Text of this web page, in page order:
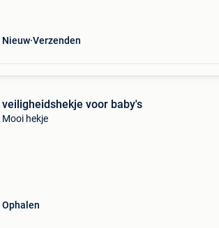
Nieuw Verzenden
veiligheidshekje voor baby's
Mooi hekje
Ophalen